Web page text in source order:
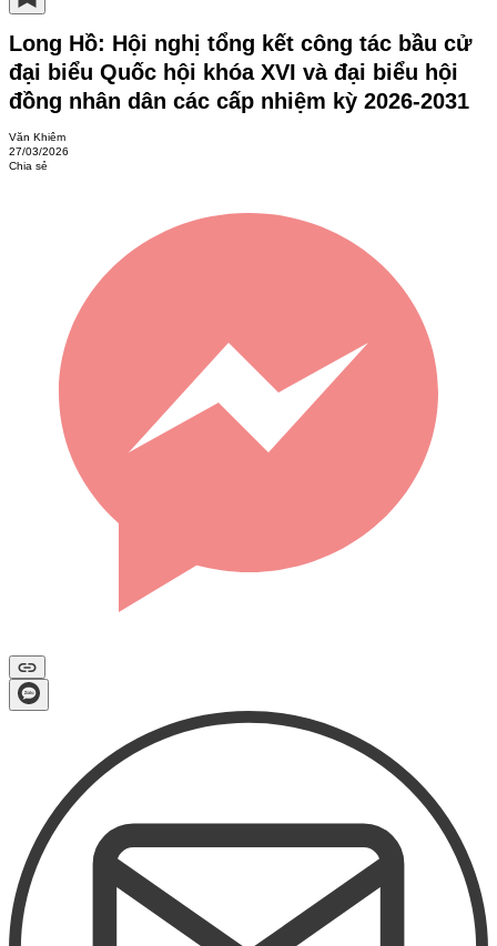
Long Hồ: Hội nghị tổng kết công tác bầu cử
đại biểu Quốc hội khóa XVI và đại biểu hội
đồng nhân dân các cấp nhiệm kỳ 2026-2031
Văn Khiêm
27/03/2026
Chia sẻ